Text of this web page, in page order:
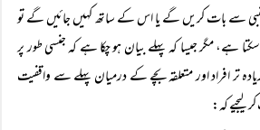
سے بات کریں گے یا اس کے ساتھ کہیں جائیں گے تو
ہے، مگر جیسا کہ پہلے بیان ہو چکا ہے کہ جنسی طور پر
تر افراد اور متعلقہ بچے کے درمیان پہلے سے واقفیت
کہ: